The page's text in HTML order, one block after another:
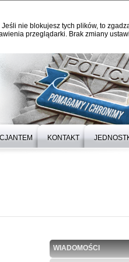
nie blokujesz tych plików, to
przeglądarki. Brak zmiany
KONTAKT
WIADOMOŚCI